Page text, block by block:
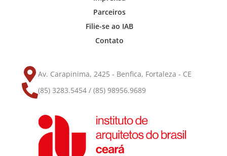
Parceiros
Filie-se ao IAB
Contato
Av. Carapinima, 2425 - Benfica, Fortaleza - CE
(85) 3283.5454 / (85) 98956.9689